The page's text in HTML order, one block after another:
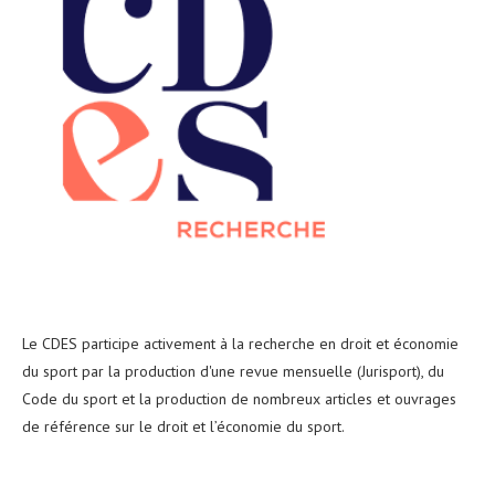
Le CDES participe activement à la recherche en droit et économie
du sport par la production d'une revue mensuelle (Jurisport), du
Code du sport et la production de nombreux articles et ouvrages
de référence sur le droit et l’économie du sport.